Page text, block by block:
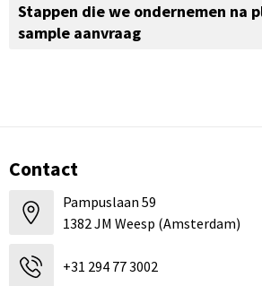
Stappen die we ondernemen na
sample aanvraag
Contact
Pampuslaan 59
1382 JM Weesp (Amsterdam)
+31 294 77 3002